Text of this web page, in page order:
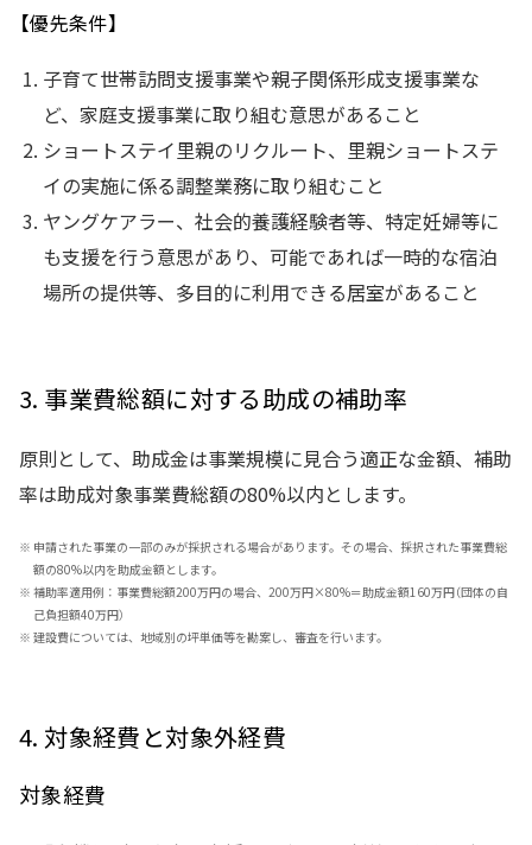
【優先条件】
子育て世帯訪問支援事業や親子関係形成支援事業な
ど、家庭支援事業に取り組む意思があること
ショートステイ里親のリクルート、里親ショートステ
イの実施に係る調整業務に取り組むこと
ヤングケアラー、社会的養護経験者等、特定妊婦等に
も支援を行う意思があり、可能であれば一時的な宿泊
場所の提供等、多目的に利用できる居室があること
3. 事業費総額に対する助成の補助率
原則として、助成金は事業規模に見合う適正な金額、補助
率は助成対象事業費総額の80%以内とします。
※ 申請された事業の一部のみが採択される場合があります。その場合、採択された事業費総
額の80%以内を助成金額とします。
※ 補助率適用例：事業費総額200万円の場合、200万円×80%＝助成金額160万円（団体の自
己負担額40万円）
※ 建設費については、地域別の坪単価等を勘案し、審査を行います。
4. 対象経費と対象外経費
対象経費